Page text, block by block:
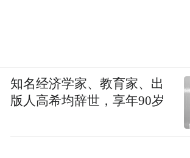
知名经济学家、教育家、出
版人高希均辞世，享年90岁